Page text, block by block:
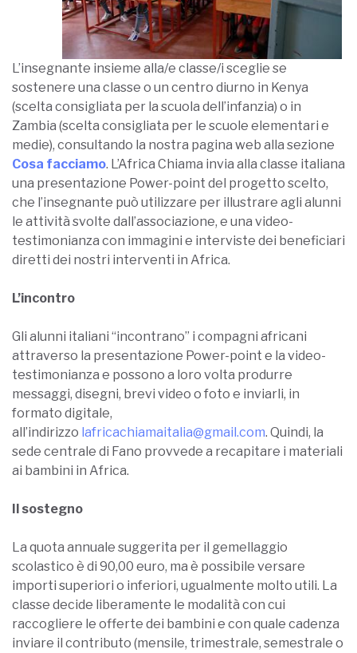
L’insegnante insieme alla/e classe/i sceglie se
sostenere una classe o un centro diurno in Kenya
(scelta consigliata per la scuola dell’infanzia) o in
Zambia (scelta consigliata per le scuole elementari e
medie), consultando la nostra pagina web alla sezione
Cosa facciamo. L’Africa Chiama invia alla classe italiana
una presentazione Power-point del progetto scelto,
che l’insegnante può utilizzare per illustrare agli alunni
le attività svolte dall’associazione, e una video-
testimonianza con immagini e interviste dei beneficiari
diretti dei nostri interventi in Africa.
L’incontro
Gli alunni italiani “incontrano” i compagni africani
attraverso la presentazione Power-point e la video-
testimonianza e possono a loro volta produrre
messaggi, disegni, brevi video o foto e inviarli, in
formato digitale,
all’indirizzo lafricachiamaitalia@gmail.com. Quindi, la
sede centrale di Fano provvede a recapitare i materiali
ai bambini in Africa.
Il sostegno
La quota annuale suggerita per il gemellaggio
scolastico è di 90,00 euro, ma è possibile versare
importi superiori o inferiori, ugualmente molto utili. La
classe decide liberamente le modalità con cui
raccogliere le offerte dei bambini e con quale cadenza
inviare il contributo (mensile, trimestrale, semestrale o